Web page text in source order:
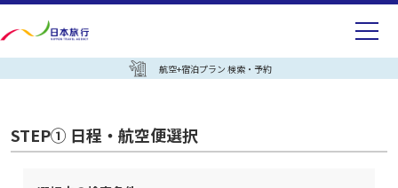
航空+宿泊プラン 検索・予約
STEP① 日程・航空便選択